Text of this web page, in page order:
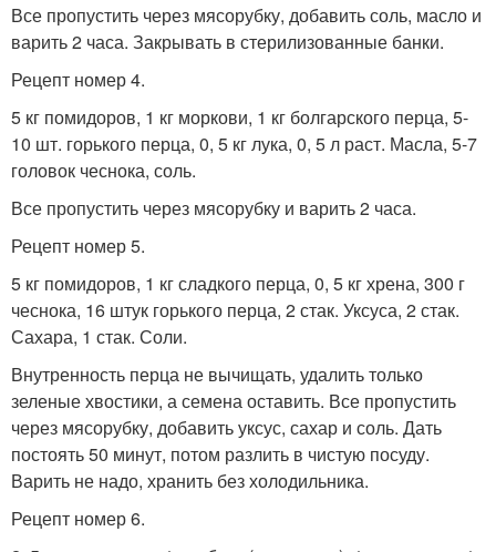
Все пропустить через мясорубку, добавить соль, масло и
варить 2 часа. Закрывать в стерилизованные банки.
Рецепт номер 4.
5 кг помидоров, 1 кг моркови, 1 кг болгарского перца, 5-
10 шт. горького перца, 0, 5 кг лука, 0, 5 л раст. Масла, 5-7
головок чеснока, соль.
Все пропустить через мясорубку и варить 2 часа.
Рецепт номер 5.
5 кг помидоров, 1 кг сладкого перца, 0, 5 кг хрена, 300 г
чеснока, 16 штук горького перца, 2 стак. Уксуса, 2 стак.
Сахара, 1 стак. Соли.
Внутренность перца не вычищать, удалить только
зеленые хвостики, а семена оставить. Все пропустить
через мясорубку, добавить уксус, сахар и соль. Дать
постоять 50 минут, потом разлить в чистую посуду.
Варить не надо, хранить без холодильника.
Рецепт номер 6.